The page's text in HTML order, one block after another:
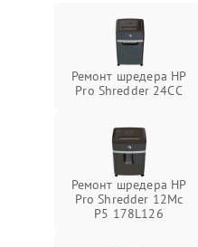
Ремонт шредера HP
Pro Shredder 24CC
Ремонт шредера HP
Pro Shredder 12Mc
P5 178L126